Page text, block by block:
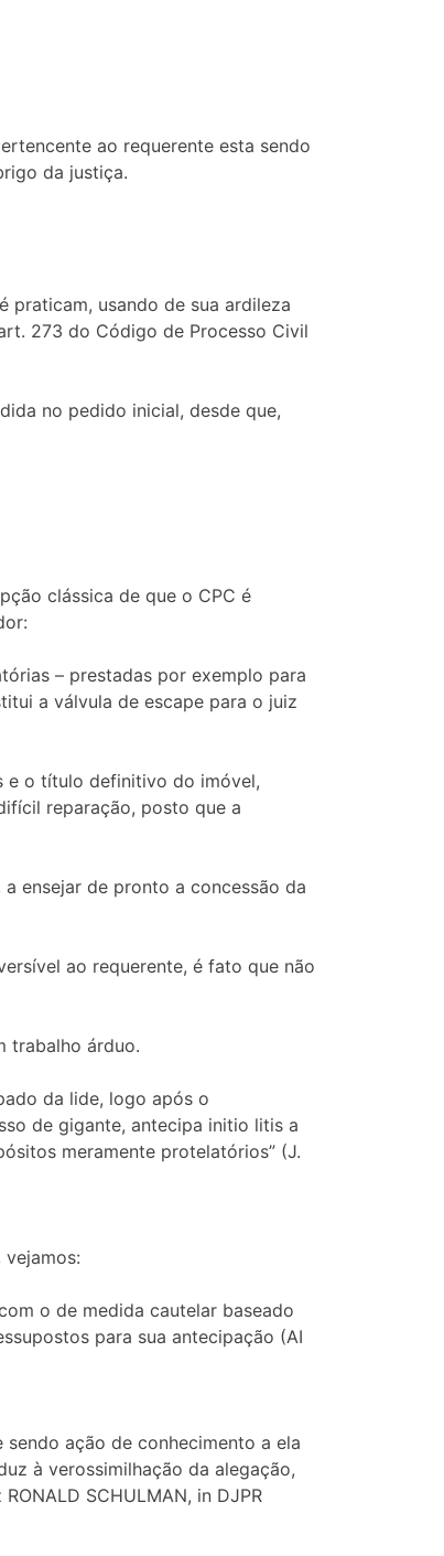
ao requerente esta sendo
da justiça.
praticam, usando de sua ardileza
273 do Código de Processo Civil
no pedido inicial, desde que,
clássica de que o CPC é
– prestadas por exemplo para
a válvula de escape para o juiz
e o título definitivo do imóvel,
reparação, posto que a
ensejar de pronto a concessão da
ao requerente, é fato que não
trabalho árduo.
da lide, logo após o
de gigante, antecipa initio litis a
meramente protelatórios” (J.
o de medida cautelar baseado
para sua antecipação (AI
ação de conhecimento a ela
à verossimilhação da alegação,
SCHULMAN, in DJPR